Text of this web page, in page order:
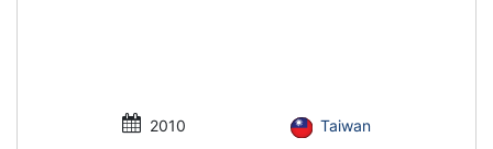
2010 Taiwan